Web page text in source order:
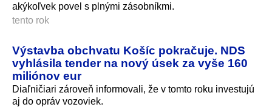
akýkoľvek povel s plnými zásobníkmi.
tento rok
Výstavba obchvatu Košíc pokračuje. NDS
vyhlásila tender na nový úsek za vyše 160
miliónov eur
Diaľničiari zároveň informovali, že v tomto roku investujú
aj do opráv vozoviek.